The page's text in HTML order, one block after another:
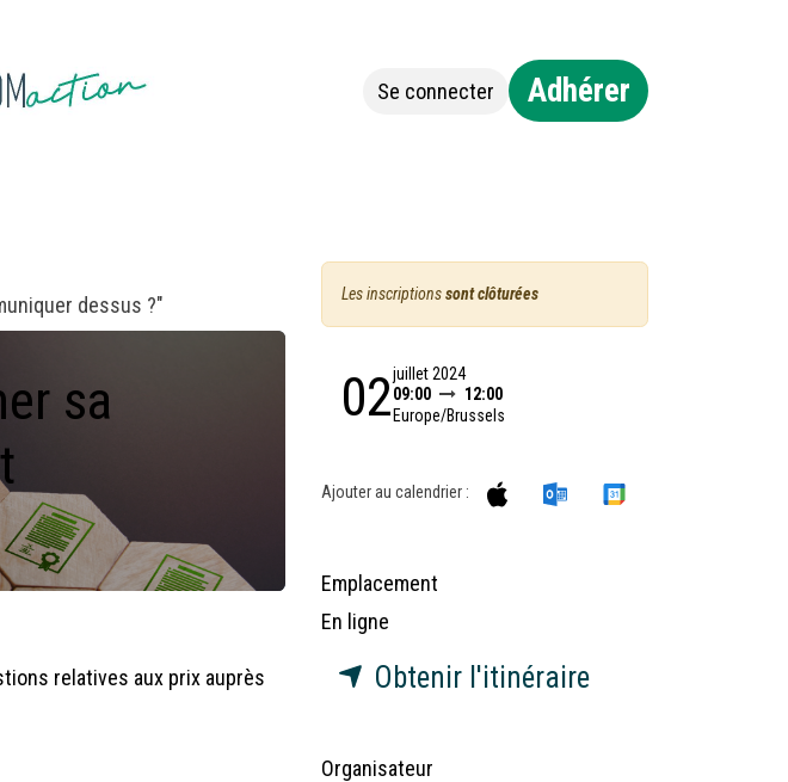
Se connecter Adhérer
dessus ?"
sa
relatives aux prix auprès
Les inscriptionssont clôturées
02juillet 2024
09:00
12:00
Europe/Brussels
Ajouter au calendrier :
Emplacement
En ligne
Obtenir l'itinéraire
Organisateur